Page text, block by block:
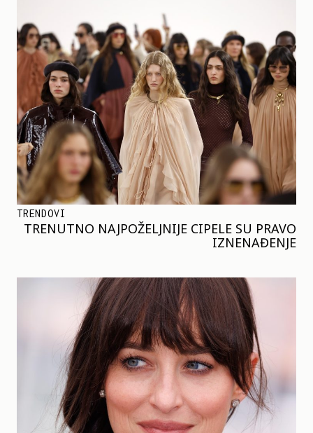
TRENDOVI
TRENUTNO NAJPOŽELJNIJE CIPELE SU PRAVO
IZNENAĐENJE